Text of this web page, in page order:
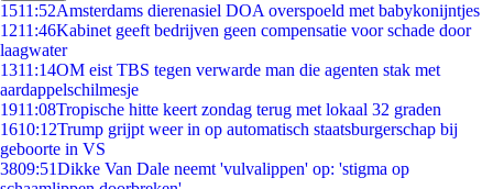
1511:52Amsterdams dierenasiel DOA overspoeld met babykonijntjes
1211:46Kabinet geeft bedrijven geen compensatie voor schade door
laagwater
1311:14OM eist TBS tegen verwarde man die agenten stak met
aardappelschilmesje
1911:08Tropische hitte keert zondag terug met lokaal 32 graden
1610:12Trump grijpt weer in op automatisch staatsburgerschap bij
geboorte in VS
3809:51Dikke Van Dale neemt 'vulvalippen' op: 'stigma op